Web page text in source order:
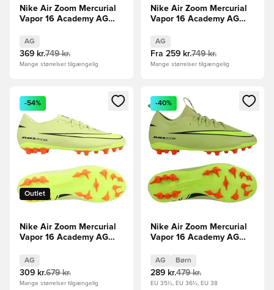
Nike Air Zoom Mercurial
Vapor 16 Academy AG
AG
369 kr.749 kr.
Mange størrelser tilgængelig
Nike Air Zoom Mercurial
Vapor 16 Academy AG
AG
Fra 259 kr.749 kr.
Mange størrelser tilgængelig
Åbner en Modal til at logge ind eller tilmelde dig som
Outlet
-54%
Nike Air Zoom Mercurial
Vapor 16 Academy AG
Grøn/Neon/Orange
AG
309 kr.679 kr.
Mange størrelser tilgængelig
Åbner en Modal til at logge
-40%
Nike Air Zoom Mercurial
Vapor 16 Academy AG
Grøn/Neon/Orange Børn
AG Børn
289 kr.479 kr.
EU 35½, EU 36½, EU 38